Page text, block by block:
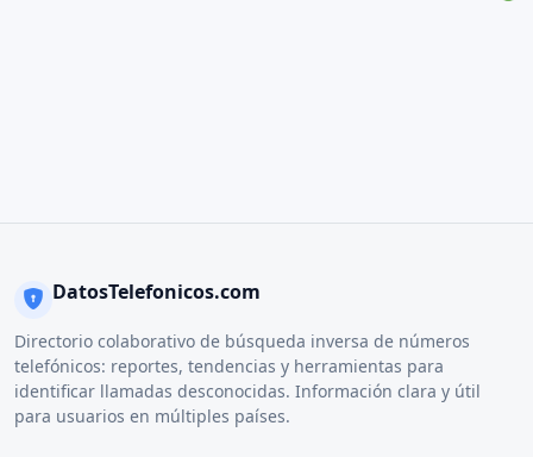
DatosTelefonicos.com
Directorio colaborativo de búsqueda inversa de números
telefónicos: reportes, tendencias y herramientas para
identificar llamadas desconocidas. Información clara y útil
para usuarios en múltiples países.